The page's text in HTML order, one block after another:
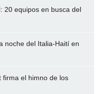
20 equipos en busca del
noche del Italia-Haití en
firma el himno de los